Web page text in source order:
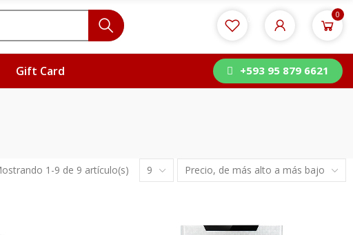
0
Gift Card +593 95 879 6621
1-9 de 9 artículo(s) 9 Precio, de más alto a más bajo